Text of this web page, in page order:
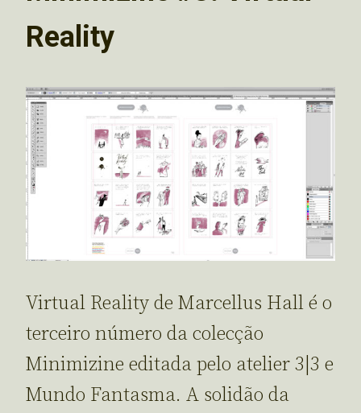
Reality
Virtual Reality de Marcellus Hall é o
terceiro número da colecção
Minimizine editada pelo atelier 3|3 e
Mundo Fantasma. A solidão da